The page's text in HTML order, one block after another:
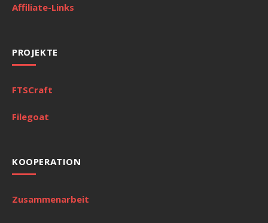
Affiliate-Links
PROJEKTE
FTSCraft
Filegoat
KOOPERATION
Zusammenarbeit